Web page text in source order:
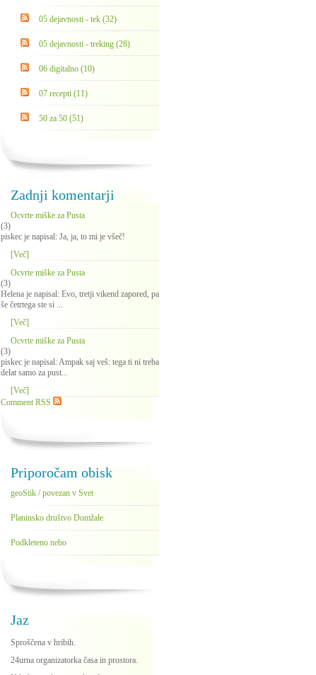
05 dejavnosti - tek (32)
05 dejavnosti - treking (28)
06 digitalno (10)
07 recepti (11)
50 za 50 (51)
Zadnji komentarji
Ocvrte miške za Pusta
(3)
piskec je napisal: Ja, ja, to mi je všeč!
[Več]
Ocvrte miške za Pusta
(3)
Helena je napisal: Evo, tretji vikend zapored, pa
še četrtega ste si ...
[Več]
Ocvrte miške za Pusta
(3)
piskec je napisal: Ampak saj veš: tega ti ni treba
delat samo za pust...
[Več]
Comment RSS
Priporočam obisk
geoStik / povezan v Svet
Planinsko društvo Domžale
Podkleteno nebo
Jaz
Sproščena v hribih.
24urna organizatorka časa in prostora.